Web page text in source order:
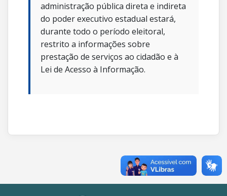
administração pública direta e indireta
do poder executivo estadual estará,
durante todo o período eleitoral,
restrito a informações sobre
prestação de serviços ao cidadão e à
Lei de Acesso à Informação.